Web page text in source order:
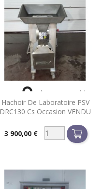
Hachoir De Laboratoire PSV
DRC130 Cs Occasion VENDU
Prix3 900,00 €
 Aperçu rapide